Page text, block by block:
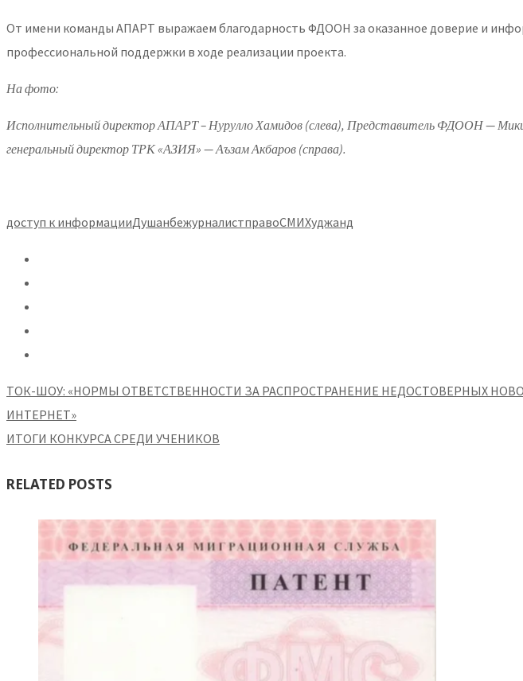
От имени команды АПАРТ выражаем благодарность ФДООН за оказанное доверие и
профессиональной поддержки в ходе реализации проекта.
На фото:
Исполнительный директор АПАРТ – Нурулло Хамидов (слева), Представитель ФДООН —
генеральный директор ТРК «АЗИЯ» — Аъзам Акбаров (справа).
доступ к информацииДушанбежурналистправоСМИХуджанд
ТОК-ШОУ: «НОРМЫ ОТВЕТСТВЕННОСТИ ЗА РАСПРОСТРАНЕНИЕ НЕДОСТОВЕРНЫХ
ИНТЕРНЕТ»
ИТОГИ КОНКУРСА СРЕДИ УЧЕНИКОВ
RELATED POSTS